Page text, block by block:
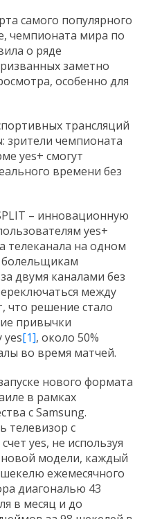
самого популярного
чемпионата мира по
о ряде
заметно
особенно для
трансляций
зрители чемпионата
yes+ смогут
времени без
– инновационную
yes+
телеканала на одном
болельщикам
двумя каналами без
между
что решение стало
привычки
yes[1], около 50%
во время матчей.
нового формата
в рамках
с Samsung.
телевизор с
yes, не используя
модели, каждый
ежемесячного
диагональю 43
в месяц и до